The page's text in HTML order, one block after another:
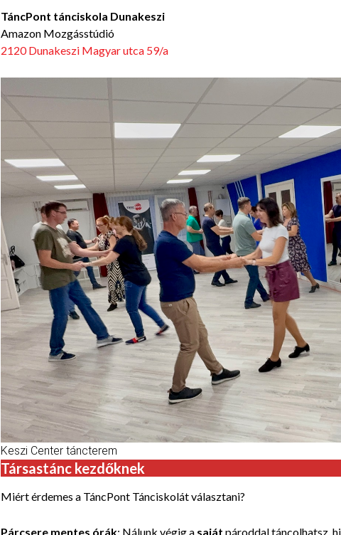
TáncPont tánciskola Dunakeszi
Amazon Mozgásstúdió
2120 Dunakeszi Magyar utca 59/a
Keszi Center táncterem
Társastánc kezdőknek
Miért érdemes a TáncPont Tánciskolát választani?
Párcsere mentes órák: Nálunk végig a saját pároddal táncolhatsz,